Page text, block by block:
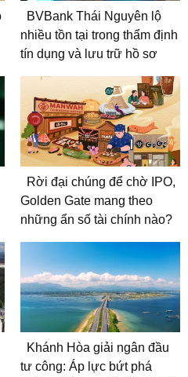
BVBank Thái Nguyên lộ
nhiều tồn tại trong thẩm định
tín dụng và lưu trữ hồ sơ
Rời đại chúng để chờ IPO,
Golden Gate mang theo
những ẩn số tài chính nào?
Khánh Hòa giải ngân đầu
tư công: Áp lực bứt phá